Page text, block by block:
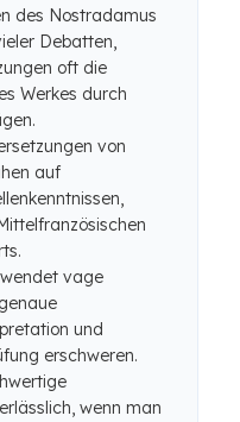
des Nostradamus
Debatten,
oft die
Werkes durch
von
auf
vage
und
erschweren.
wenn man